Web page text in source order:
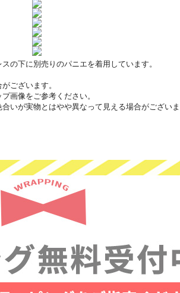
の下に別売りのパニエを着用しています。
ございます。
画像をご参考ください。
いが実物とはやや異なって見える場合がござい